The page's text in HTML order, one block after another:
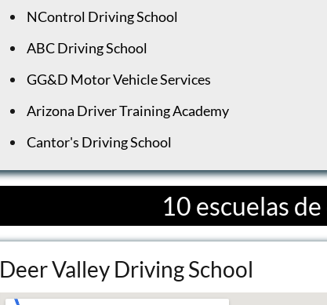
NControl Driving School
ABC Driving School
GG&D Motor Vehicle Services
Arizona Driver Training Academy
Cantor's Driving School
10 escuelas
Deer Valley Driving School